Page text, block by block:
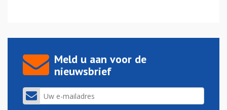
Meld u aan voor de
nieuwsbrief